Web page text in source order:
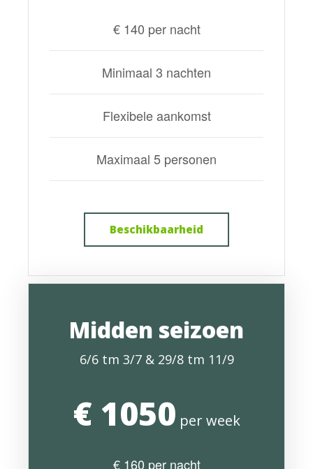
€ 140 per nacht
Minimaal 3 nachten
Flexibele aankomst
Maximaal 5 personen
Beschikbaarheid
Midden seizoen
6/6 tm 3/7 & 29/8 tm 11/9
€ 1050 per week
€ 160 per nacht